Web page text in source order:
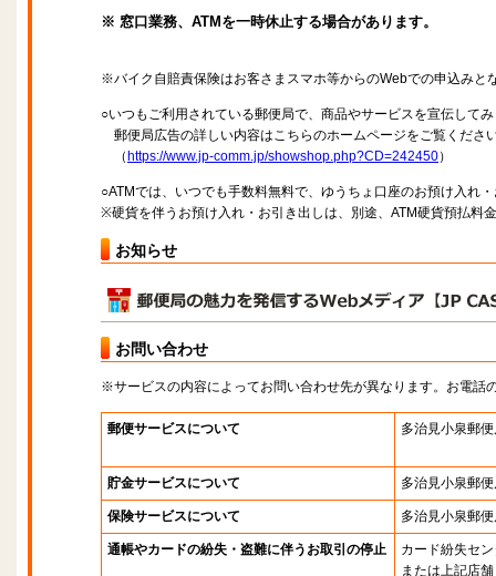
※ 窓口業務、ATMを一時休止する場合があります。
※バイク自賠責保険はお客さまスマホ等からのWebでの申込みと
○いつもご利用されている郵便局で、商品やサービスを宣伝して
郵便局広告の詳しい内容はこちらのホームページをご覧くださ
（ https://www.jp-comm.jp/showshop.php?CD=242450）
○ATMでは、いつでも手数料無料で、ゆうちょ口座のお預け入れ
※硬貨を伴うお預け入れ・お引き出しは、別途、ATM硬貨預払料
お知らせ
お問い合わせ
※サービスの内容によってお問い合わせ先が異なります。お電話
郵便サービスについて 多治見小泉郵
貯金サービスについて 多治見小泉郵
保険サービスについて 多治見小泉郵
通帳やカードの紛失・盗難に伴うお取引の停止
カード紛失セ
または上記店舗